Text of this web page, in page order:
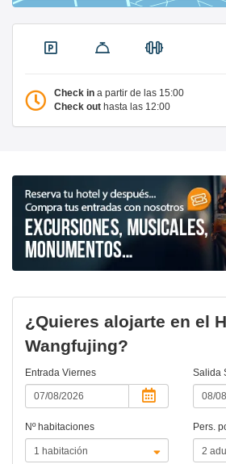
Check in a partir de las 15:00
Check out hasta las 12:00
¿Quieres alojarte en el
Wangfujing?
Entrada Viernes Salida
Nº habitaciones Pers.